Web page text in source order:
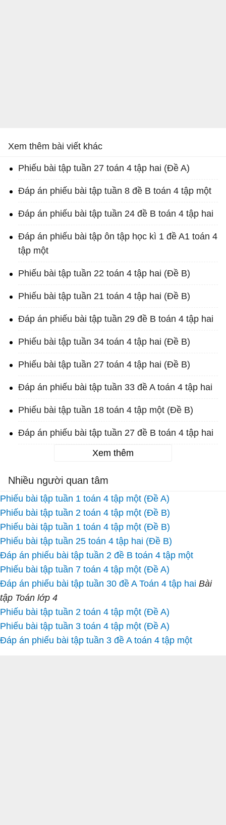
Xem thêm bài viết khác
Phiếu bài tập tuần 27 toán 4 tập hai (Đề A)
Đáp án phiếu bài tập tuần 8 đề B toán 4 tập một
Đáp án phiếu bài tập tuần 24 đề B toán 4 tập hai
Đáp án phiếu bài tập ôn tập học kì 1 đề A1 toán 4
tập một
Phiếu bài tập tuần 22 toán 4 tập hai (Đề B)
Phiếu bài tập tuần 21 toán 4 tập hai (Đề B)
Đáp án phiếu bài tập tuần 29 đề B toán 4 tập hai
Phiếu bài tập tuần 34 toán 4 tập hai (Đề B)
Phiếu bài tập tuần 27 toán 4 tập hai (Đề B)
Đáp án phiếu bài tập tuần 33 đề A toán 4 tập hai
Phiếu bài tập tuần 18 toán 4 tập một (Đề B)
Đáp án phiếu bài tập tuần 27 đề B toán 4 tập hai
Xem thêm
Nhiều người quan tâm
Phiếu bài tập tuần 1 toán 4 tập một (Đề A)
Phiếu bài tập tuần 2 toán 4 tập một (Đề B)
Phiếu bài tập tuần 1 toán 4 tập một (Đề B)
Phiếu bài tập tuần 25 toán 4 tập hai (Đề B)
Đáp án phiếu bài tập tuần 2 đề B toán 4 tập một
Phiếu bài tập tuần 7 toán 4 tập một (Đề A)
Đáp án phiếu bài tập tuần 30 đề A Toán 4 tập hai Bài
tập Toán lớp 4
Phiếu bài tập tuần 2 toán 4 tập một (Đề A)
Phiếu bài tập tuần 3 toán 4 tập một (Đề A)
Đáp án phiếu bài tập tuần 3 đề A toán 4 tập một